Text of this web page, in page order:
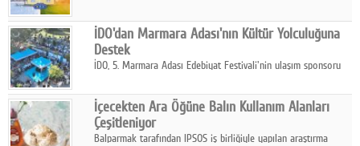
ve sürdürülebilir çözümler sunuyor.
İDO'dan Marmara Adası'nın Kültür Yolculuğuna
Destek
İDO, 5. Marmara Adası Edebiyat Festivali'nin ulaşım sponsoru
ettiriyor.
İçecekten Ara Öğüne Balın Kullanım Alanları
Çeşitleniyor
Balparmak tarafından IPSOS iş birliğiyle yapılan araştırma